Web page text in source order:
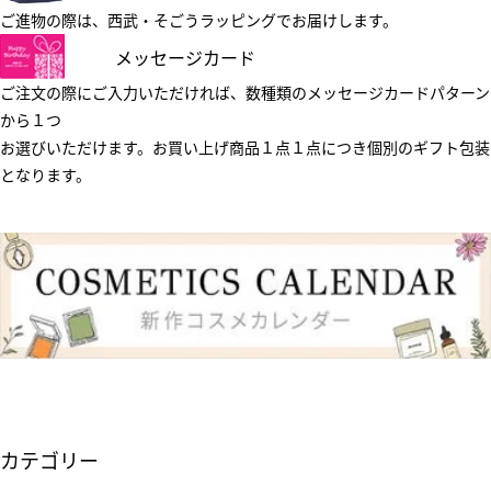
ご進物の際は、西武・そごうラッピングでお届けします。
メッセージカード
ご注文の際にご入力いただければ、数種類のメッセージカードパターン
から１つ
お選びいただけます。お買い上げ商品１点１点につき個別のギフト包装
となります。
カテゴリー